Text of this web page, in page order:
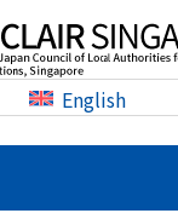
English